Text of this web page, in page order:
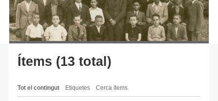
Ítems (13 total)
Tot el contingut Etiquetes Cerca ítems.